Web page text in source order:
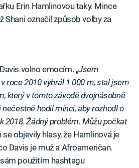
Erin Hamlinovou taky. Mince
Shani označil způsob volby za
volno emocím. „Jsem
roce 2010 vyhrál 1 000 m, stal jsem
který v tomto závodě dvojnásobně
hodil mincí, aby rozhodl o
2018. Žádný problém. Můžu počkat
se objevily hlasy, že Hamlinová je
Davis je muž a Afroameričan.
použitím hashtagu